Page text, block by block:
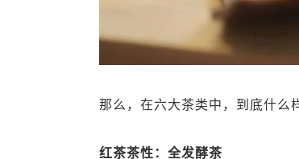
那么，在六大茶类中，到底什么
红茶茶性：全发酵茶